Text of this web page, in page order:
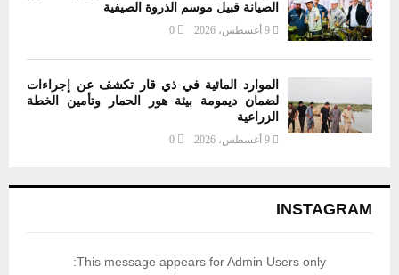
الصيانة قبيل موسم الذروة الصيفية
9 أغسطس، 2026 0
الموارد المائية في ذي قار تكشف عن إجراءات
لضمان ديمومة بيئة هور الحمار وتأمين الخطة
الزراعية
9 أغسطس، 2026 0
INSTAGRAM
This message appears for Admin Users only: